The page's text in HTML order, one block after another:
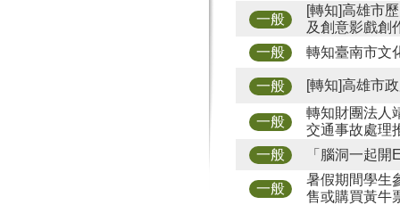
一般
[轉知]高雄市
及創意影戲創
一般
轉知臺南市文
一般 [轉知]高雄市
一般
轉知財團法人
交通事故處理
一般
「腦洞一起
一般
暑假期間學生
售或購買黃牛